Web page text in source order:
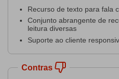
Recurso de texto para fala
Conjunto abrangente de
leitura diversas
Suporte ao cliente
Contras